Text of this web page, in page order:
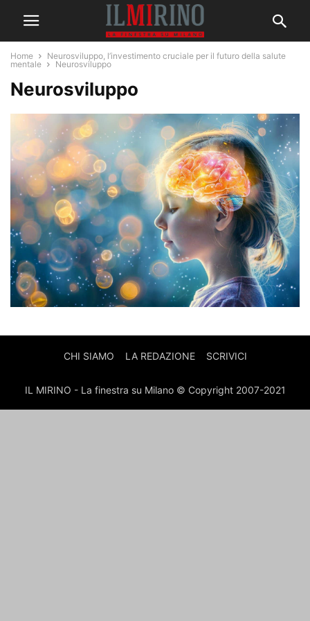
Home
Neurosviluppo, l’investimento cruciale per il futuro della salute
mentale
Neurosviluppo
Neurosviluppo
CHI SIAMO LA REDAZIONE SCRIVICI
IL MIRINO - La finestra su Milano © Copyright 2007-2021